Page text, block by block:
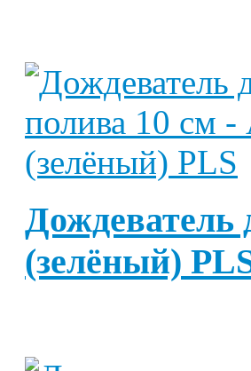
Дождеватель
(зелёный)